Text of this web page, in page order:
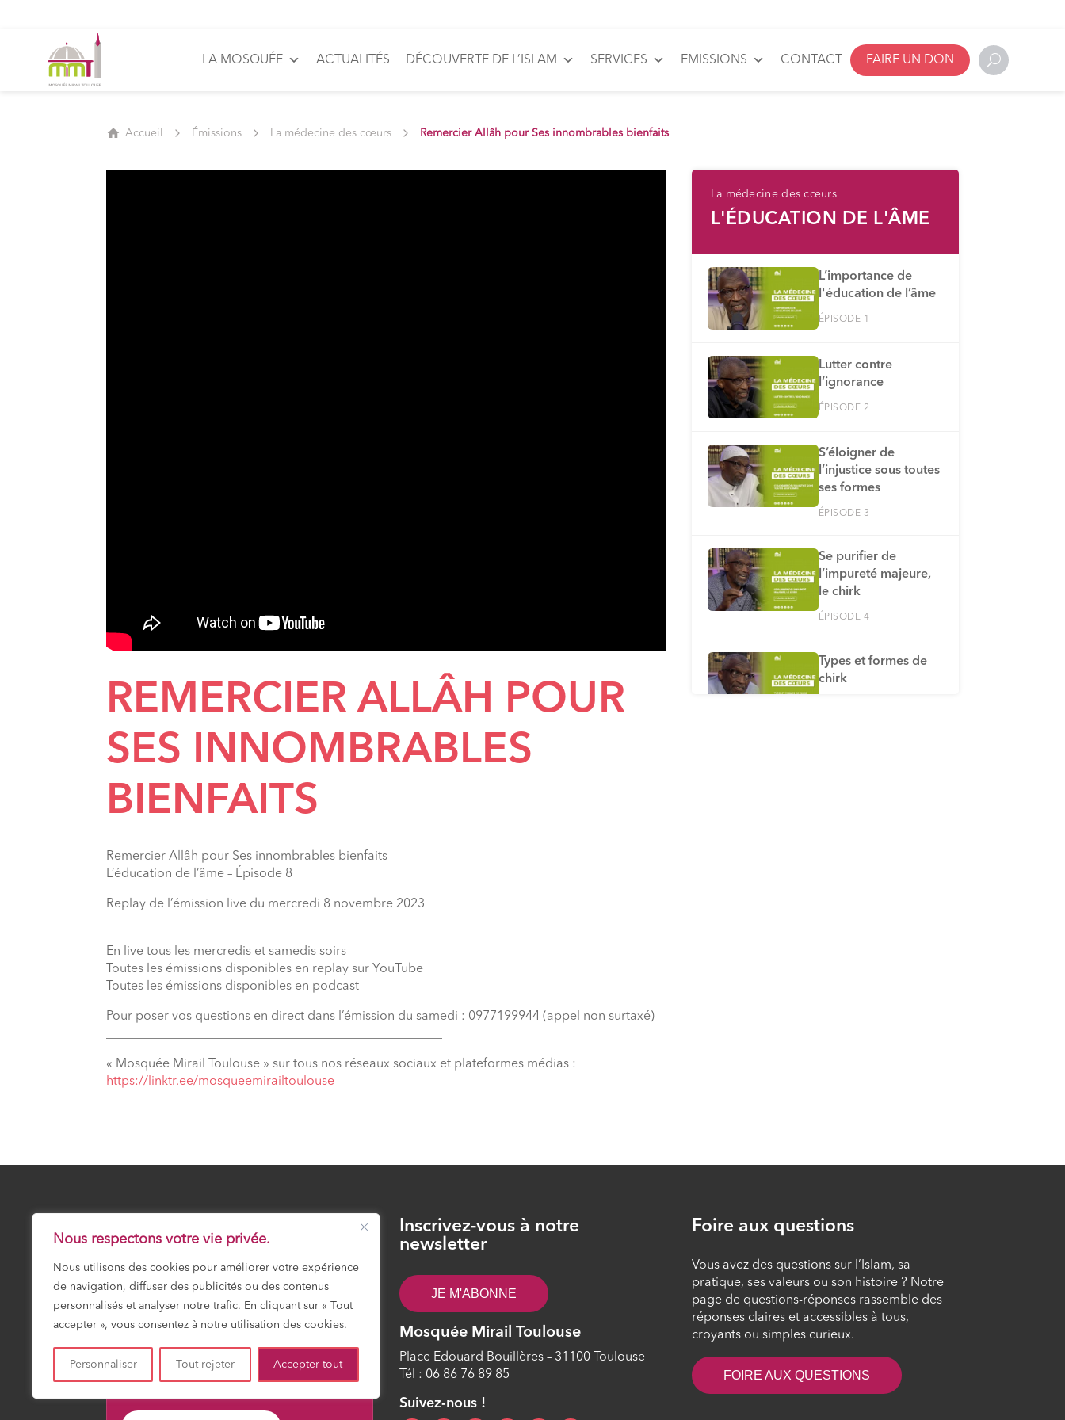
Nous respectons votre vie privée.
Nous utilisons des cookies pour améliorer votre expérience
de navigation, diffuser des publicités ou des contenus
personnalisés et analyser notre trafic. En cliquant sur « Tout
accepter », vous consentez à notre utilisation des cookies.
Personnaliser Tout rejeter Accepter tout
LA MOSQUÉE ACTUALITÉS DÉCOUVERTE DE L’ISLAM SERVICES EMISSIONS CONTACT FAIRE UN DON
Accueil Émissions La médecine des cœurs Remercier Allâh pour Ses innombrables bienfaits
REMERCIER ALLÂH POUR
SES INNOMBRABLES
BIENFAITS
Remercier Allâh pour Ses innombrables bienfaits
L’éducation de l’âme – Épisode 8
Replay de l’émission live du mercredi 8 novembre 2023
En live tous les mercredis et samedis soirs
Toutes les émissions disponibles en replay sur YouTube
Toutes les émissions disponibles en podcast
Pour poser vos questions en direct dans l’émission du samedi : 0977199944 (appel non surtaxé)
« Mosquée Mirail Toulouse » sur tous nos réseaux sociaux et plateformes médias :
⁠https://linktr.ee/mosqueemirailtoulouse
La médecine des cœurs
L'ÉDUCATION DE L'ÂME
L’importance de
l'éducation de l’âme
ÉPISODE 1
Lutter contre
l’ignorance
ÉPISODE 2
S’éloigner de
l’injustice sous toutes
ses formes
ÉPISODE 3
Se purifier de
l’impureté majeure,
le chirk
ÉPISODE 4
Types et formes de
chirk
positivité
Veiller à ne dire que
du bien
ÉPISODE 12
25 Safar 1448 SAMEDI 8 AOÛT 2026
Prochaine prière :Maghrib
19:13
Shuruk
Dohr
Maghrib
Icha
Inscrivez-vous à notre
newsletter
JE M'ABONNE
Mosquée Mirail Toulouse
Place Edouard Bouillères – 31100 Toulouse
Tél : 06 86 76 89 85
Suivez-nous !
Foire aux questions
Vous avez des questions sur l’Islam, sa
pratique, ses valeurs ou son histoire ? Notre
page de questions-réponses rassemble des
réponses claires et accessibles à tous,
croyants ou simples curieux.
FOIRE AUX QUESTIONS